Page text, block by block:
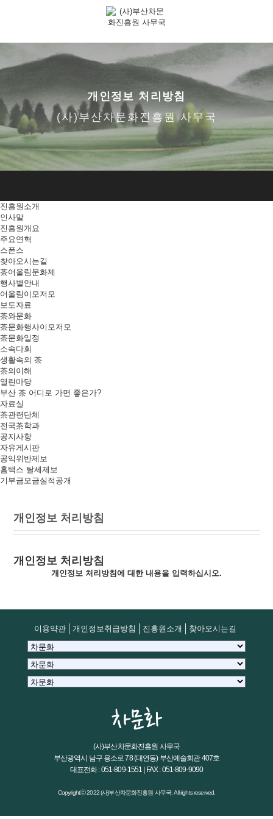
개인정보 처리방침
(사)부산차문화진흥원 사무국
진흥원소개
인사말
진흥원개요
주요연혁
스폰스
찾아오시는길
茶어울림문화제
행사별안내
어울림이모저모
보도자료
茶와문화
茶문화행사이모저모
茶문화일정
소속다회
생활속의 茶
茶의이해
열린마당
부산 茶 어디로 가면 좋은가?
자료실
茶관련단체
전국茶학과
공지사항
자유게시판
공익위반제보
홈택스 탈세제보
기부금모금실적공개
개인정보 처리방침
개인정보 처리방침
개인정보 처리방침에 대한 내용을 입력하십시오.
이용약관 개인정보취급방침 진흥원소개 찾아오시는길
(사)부산차문화진흥원 사무국
부산광역시 남구 용소로 78 (대연동) 부산예술회관 407호
대표전화 : 051-809-1551 | FAX : 051-809-9090
Copyrightⓒ 2022 (사)부산차문화진흥원 사무국. All rights reserved.